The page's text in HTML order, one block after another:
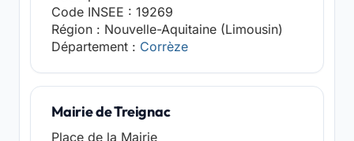
Code INSEE : 19269
Région : Nouvelle-Aquitaine (Limousin)
Département : Corrèze
Mairie de Treignac
Place de la Mairie